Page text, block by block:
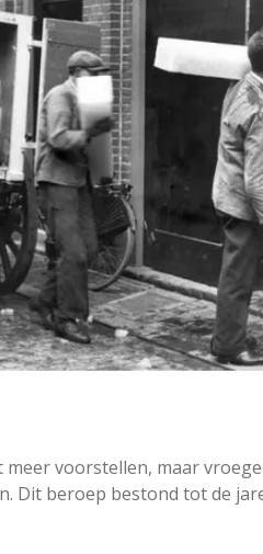
meer voorstellen, maar
Dit beroep bestond tot de